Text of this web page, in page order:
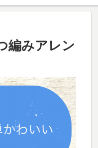
編みアレン